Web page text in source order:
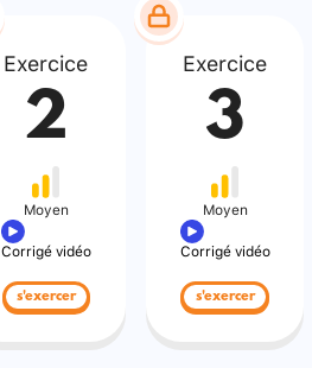
Exercice
2
Moyen
Corrigé vidéo
s'exercer
Exercice
3
Moyen
Corrigé vidéo
s'exercer